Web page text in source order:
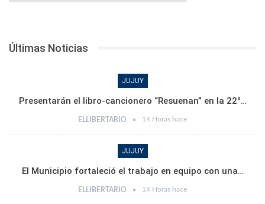
Últimas Noticias
JUJUY
Presentarán el libro-cancionero “Resuenan” en la 22°…
ELLIBERTARIO 14 Horas hace
JUJUY
El Municipio fortaleció el trabajo en equipo con una…
ELLIBERTARIO 14 Horas hace